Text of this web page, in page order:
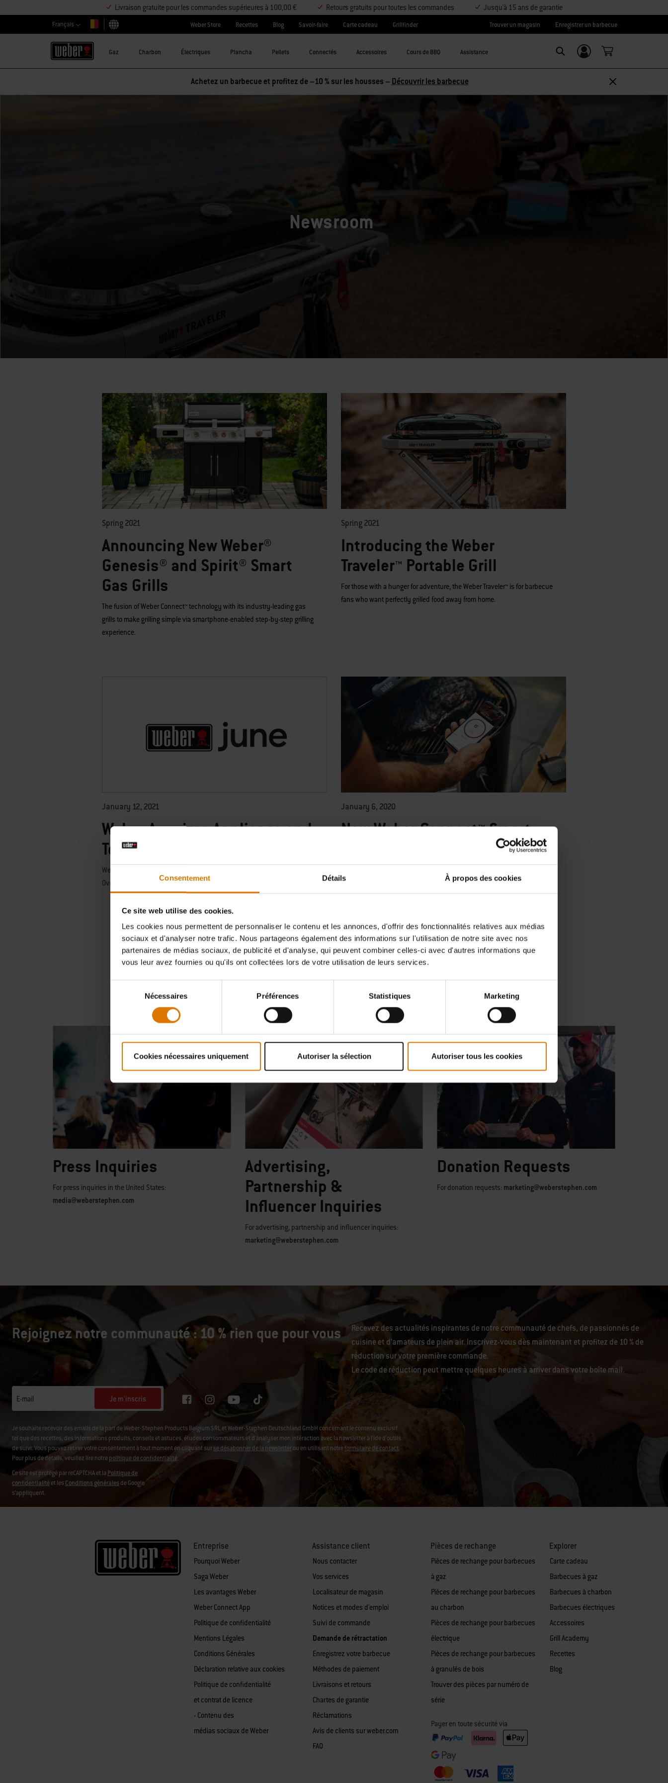
Consentement Détails À propos des cookies
Ce site web utilise des cookies.
Les cookies nous permettent de personnaliser le contenu et les annonces, d'offrir des fonctionnalités relatives aux médias
sociaux et d'analyser notre trafic. Nous partageons également des informations sur l'utilisation de notre site avec nos
partenaires de médias sociaux, de publicité et d'analyse, qui peuvent combiner celles-ci avec d'autres informations que
vous leur avez fournies ou qu'ils ont collectées lors de votre utilisation de leurs services.
consentement
Nécessaires Préférences Statistiques Marketing
Cookies nécessaires uniquement Autoriser la sélection Autoriser tous les cookies
Livraison gratuite pour les commandes supérieures à 100,00 € Retours gratuits pour toutes les commandes Jusqu'à 15 ans de garantie
Français
Choisir un pays
Weber Store Recettes Blog Savoir-faire Carte cadeau Grillfinder Trouver un magasin Enregistrer un barbecue
Gaz Charbon Électriques Plancha Pellets Connectés Accessoires Cours de BBQ Assistance
Se connecter/
S’inscrire
Réduction sur les accessoires – Achetez 2 accessoires et économisez 5 %, ou 3 accessoires et économisez 10 % –
Newsroom
Spring 2021
Announcing New Weber®
Genesis® and Spirit® Smart
Gas Grills
The fusion of Weber Connect™technology with its industry-leading gas
grills to make grilling simple via smartphone-enabled step-by-step grilling
experience.
Spring 2021
Introducing the Weber
Traveler™ Portable Grill
For those with a hunger for adventure, the Weber Traveler™ is for barbecue
fans who want perfectly grilled food away from home.
January 12, 2021
Weber Acquires Appliance and
Technology Company June
Weber has acquired 100 percent of the company that created the June
Oven and JuneOS, a connected operating system for smart appliances.
January 6, 2020
New Weber Connect™ Smart
Grilling Hub Turns Any Grill
Into a Smart Grill
Press Inquiries
For press inquiries in the United States:
media@weberstephen.com
Advertising,
Partnership &
Influencer Inquiries
For advertising, partnership and influencer inquiries:
marketing@weberstephen.com
Donation Requests
For donation requests: marketing@weberstephen.com
Rejoignez notre communauté : 10 % rien que pour vous
Recevez des actualités inspirantes de notre communauté de chefs, de passionnés de
cuisine et d’amateurs de plein air. Inscrivez-vous dès maintenant et profitez de 10 % de
réduction sur votre première commande.
Le code de réduction peut mettre quelques heures à arriver dans votre boîte mail.
E-mail Je m'inscris
Je souhaite recevoir des emails de la part de Weber-Stephen Products Belgium SRL et Weber-Stephen Deutschland GmbH concernant le contenu exclusif
tel que des recettes, des informations produits, conseils et astuces, études consommateurs et d'analyser mon intéraction avec la newsletter à l'ide d'outils
de suivi.Vous pouvez retirer votre consentement à tout moment en cliquant surse désabonner de la newsletterou en utilisant notreformulaire de contact.
Pour plus de détails, veuillez lire notrepolitique de confidentialité.
Ce site est protégé par reCAPTCHA et la Politique de
confidentialitéet les Conditions généralesde Google
s’appliquent.
Entreprise
Pourquoi Weber
Saga Weber
Les avantages Weber
Weber Connect App
Politique de confidentialité
Mentions Légales
Conditions Générales
Déclaration relative aux cookies
Politique de confidentialité
et contrat de licence
- Contenu des
médias sociaux de Weber
Assistance client
Nous contacter
Vos services
Localisateur de magasin
Notices et modes d'emploi
Suivi de commande
Demande de rétractation
Enregistrez votre barbecue
Méthodes de paiement
Livraisons et retours
Chartes de garantie
Réclamations
Avis de clients sur weber.com
FAQ
Pièces de rechange
Pièces de rechange pour barbecues
à gaz
Pièces de rechange pour barbecues
au charbon
Pièces de rechange pour barbecues
électrique
Pièces de rechange pour barbecues
à granulés de bois
Trouver des pièces par numéro de
série
Payer en toute sécurité via
Explorer
Carte cadeau
Barbecues à gaz
Barbecues à charbon
Barbecues électriques
Accessoires
Grill Academy
Recettes
Blog